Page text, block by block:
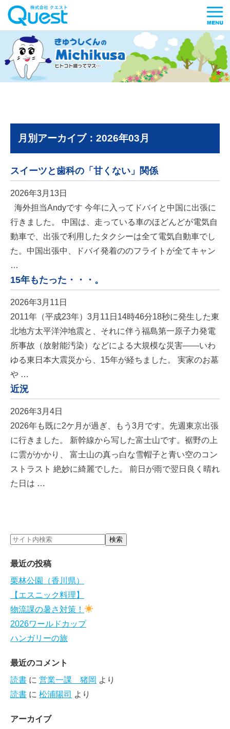
月別アーカイブ：2026年03月
スイーツと歯科の「甘くない」関係
2026年3月13日
海外担当Andyです 今年に入ってドバイと中国に出張に
行きました。 中国は、走っている車のほどんどが電気自
動車で、出張で利用したタクシーは全て電気自動車でし
た。中国出張中、ドバイ発着ののフライトが全てキャン
…
15年もたった・・・。
2026年3月11日
2011年（平成23年）3月11日14時46分18秒に発生した東
北地方太平洋沖地震と、それに伴う福島第一原子力発電
所事故（放射能汚染）などによる大規模な災害――いわ
ゆる東日本大震災から、15年が経ちました。 実家のお墓
や …
近況
2026年3月4日
2026年も既に2ケ月が過ぎ、もう3月です。先週東京出張
に行きました。 新幹線から写した富士山です。裾野の上
に雲がかかり、 富士山の真っ白な雪帽子と青い空のコン
ストラスト 絶妙に綺麗でした。 前日が雨で翌日良く晴れ
た日は …
最近の投稿
栗林公園（香川県）
【エスニック料理】
物流課の暑さ対策！
2026ワールドカップ
ハンガリーの旅
最近のコメント
読書 に 営業一課 猪岡 より
読書 に 松浦陽司 より
アーカイブ